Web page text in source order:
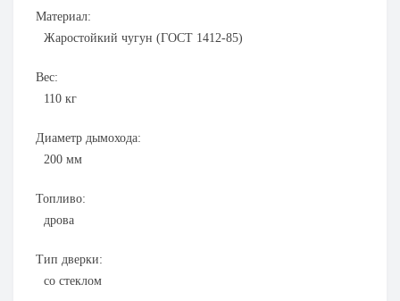
Материал:
Жаростойкий чугун (ГОСТ 1412-85)
Вес:
110 кг
Диаметр дымохода:
200 мм
Топливо:
дрова
Тип дверки:
со стеклом